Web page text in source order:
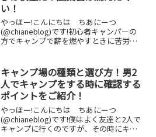
い！
やっほー!こんにちは ちあにーつ
(@chianeblog)です!初心者キャンパーの
方でキャンプで薪を燃やすときに苦労し
な方に向けてキャンプ用の薪を選ぶ際の
注意点を書いて...
キャンプ場の種類と選び方！男2
人でキャンプをする時に確認する
ポイントをご紹介！
やっほー!こんにちは ちあにーつ
(@chianeblog)です!僕はよく友達と2人で
キャンプに行くのですが、その時にキャ